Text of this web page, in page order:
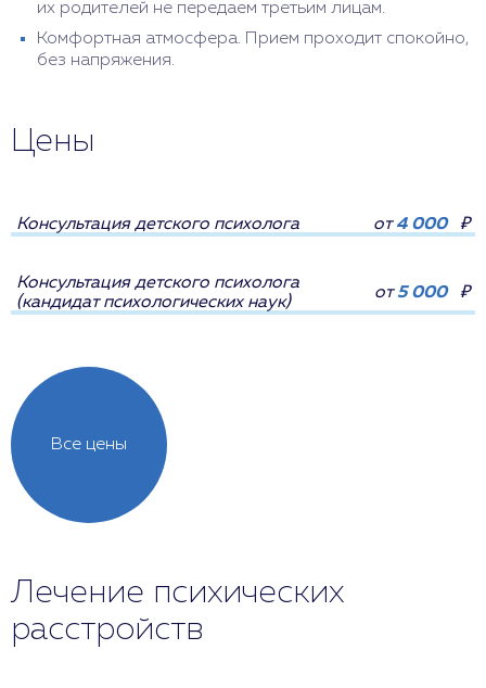
их родителей не передаем третьим лицам.
Комфортная атмосфера. Прием проходит спокойно,
без напряжения.
Цены
Все цены
Консультация детского психолога от4 000 ₽
Консультация детского психолога
(кандидат психологических наук)
от5 000 ₽
Лечение психических
расстройств